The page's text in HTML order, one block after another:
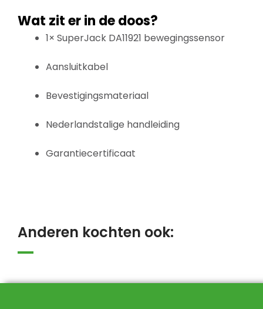
Wat zit er in de doos?
1× SuperJack DA11921 bewegingssensor
Aansluitkabel
Bevestigingsmateriaal
Nederlandstalige handleiding
Garantiecertificaat
Anderen kochten ook: